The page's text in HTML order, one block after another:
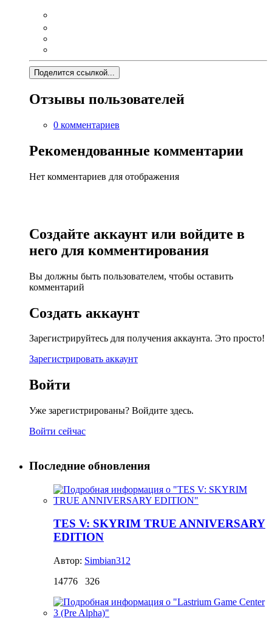
Поделится ссылкой...
Отзывы пользователей
0 комментариев
Рекомендованные комментарии
Нет комментариев для отображения
Создайте аккаунт или войдите в
него для комментирования
Вы должны быть пользователем, чтобы оставить
комментарий
Создать аккаунт
Зарегистрируйтесь для получения аккаунта. Это просто!
Зарегистрировать аккаунт
Войти
Уже зарегистрированы? Войдите здесь.
Войти сейчас
Последние обновления
TES V: SKYRIM TRUE ANNIVERSARY
EDITION
Автор: Simbian312
14776
326